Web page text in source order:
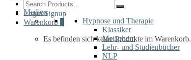
Search
for:
Login/Signup
Warenkorb
Es befinden sich keine Produkte im Warenkorb.
Medien
Hypnose und Therapie
Klassiker
Metaphern
Lehr- und Studienbücher
NLP